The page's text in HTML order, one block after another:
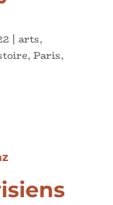
| arts,
,Paris,